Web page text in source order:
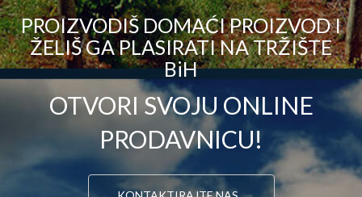
PROIZVODIŠ DOMAĆI PROIZVOD I
ŽELIŠ GA PLASIRATI NA TRŽIŠTE
BiH
OTVORI SVOJU ONLINE
PRODAVNICU!